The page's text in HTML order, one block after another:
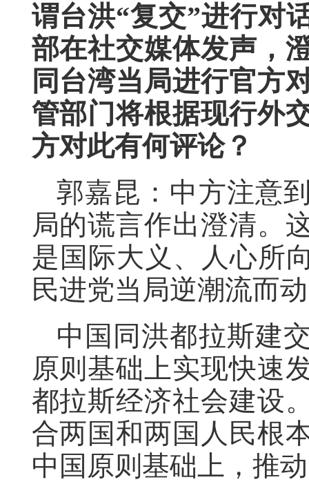
谓台洪“复交”进行对
部在社交媒体发声，
同台湾当局进行官方
管部门将根据现行外
方对此有何评论？
郭嘉昆：中方注意
局的谎言作出澄清。
是国际大义、人心所
民进党当局逆潮流而
中国同洪都拉斯建
原则基础上实现快速
都拉斯经济社会建设
合两国和两国人民根
中国原则基础上，推